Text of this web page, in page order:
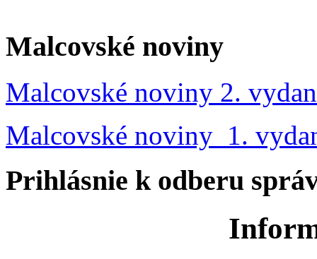
Malcovské noviny
Malcovské noviny 2.
Malcovské noviny 1.
Prihlásnie k odberu